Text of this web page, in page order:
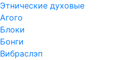
Этнические духовые
Агого
Блоки
Бонги
Вибраслэп